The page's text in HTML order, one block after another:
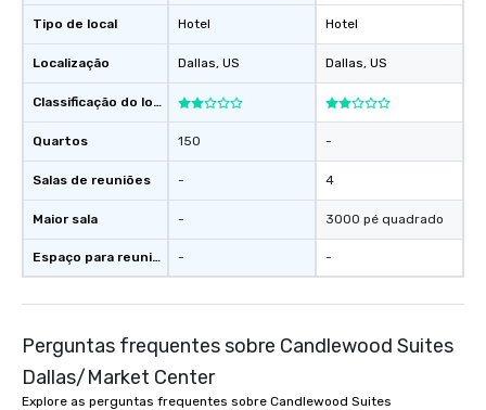
Tipo de local
Localização
Classificação do local
Quartos
Salas de reuniões
Maior sala
Espaço para reuniões
Hotel
Dallas, US
150
-
-
-
Hotel
Dallas, US
-
4
3000 pé quadrado
-
Perguntas frequentes sobre Candlewood Suites
Dallas/Market Center
Explore as perguntas frequentes sobre Candlewood Suites